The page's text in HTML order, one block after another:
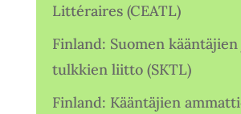
Littéraires (CEATL)
Finland: Suomen kääntäjien
tulkkien liitto (SKTL)
Finland: Kääntäjien